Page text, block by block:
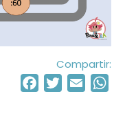
Compartir:
Facebook
TwitterEmail